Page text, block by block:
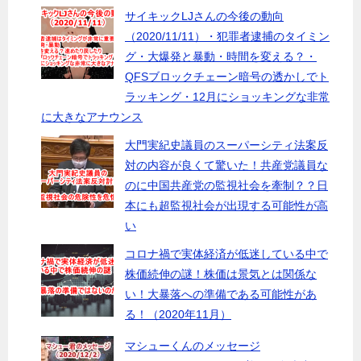
サイキックLJさんの今後の動向
（2020/11/11）・犯罪者逮捕のタイミン
グ・大爆発と暴動・時間を変える？・
QFSブロックチェーン暗号の透かしでト
ラッキング・12月にショッキングな非常
に大きなアナウンス
大門実紀史議員のスーパーシティ法案反
対の内容が良くて驚いた！共産党議員な
のに中国共産党の監視社会を牽制？？日
本にも超監視社会が出現する可能性が高
い
コロナ禍で実体経済が低迷している中で
株価続伸の謎！株価は景気とは関係な
い！大暴落への準備である可能性があ
る！（2020年11月）
マシューくんのメッセージ